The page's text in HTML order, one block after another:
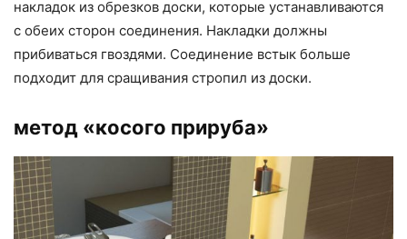
накладок из обрезков доски, которые устанавливаются
с обеих сторон соединения. Накладки должны
прибиваться гвоздями. Соединение встык больше
подходит для сращивания стропил из доски.
метод «косого прируба»